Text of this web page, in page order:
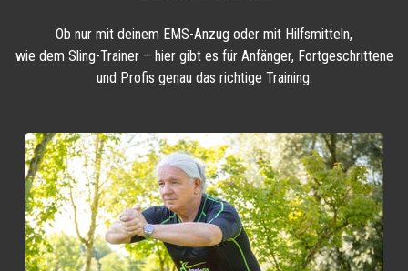
Ob nur mit deinem EMS-Anzug oder mit Hilfsmitteln,
wie dem Sling-Trainer – hier gibt es für Anfänger, Fortgeschrittene
und Profis genau das richtige Training.